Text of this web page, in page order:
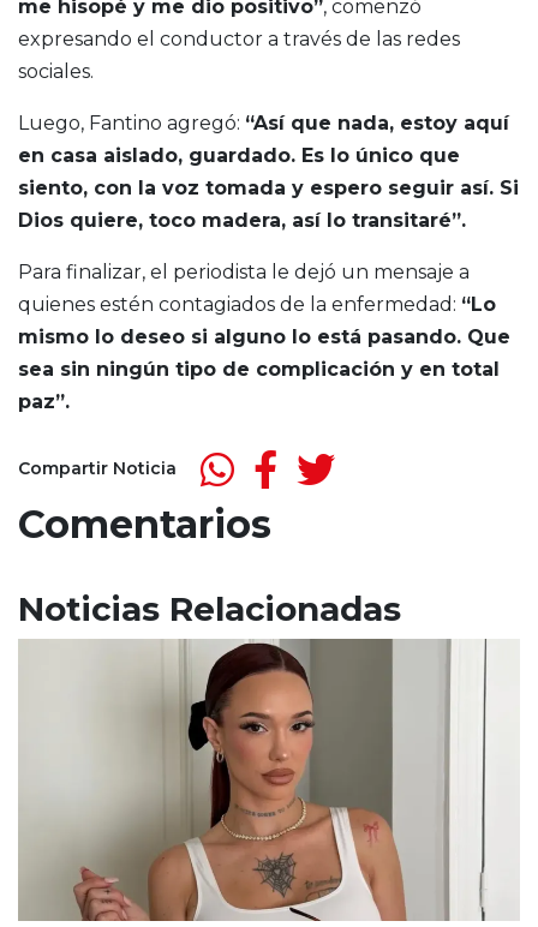
me hisopé y me dio positivo”, comenzó
expresando el conductor a través de las redes
sociales.
Luego, Fantino agregó: “Así que nada, estoy aquí
en casa aislado, guardado. Es lo único que
siento, con la voz tomada y espero seguir así. Si
Dios quiere, toco madera, así lo transitaré”.
Para finalizar, el periodista le dejó un mensaje a
quienes estén contagiados de la enfermedad: “Lo
mismo lo deseo si alguno lo está pasando. Que
sea sin ningún tipo de complicación y en total
paz”.
Compartir Noticia
Comentarios
Noticias Relacionadas